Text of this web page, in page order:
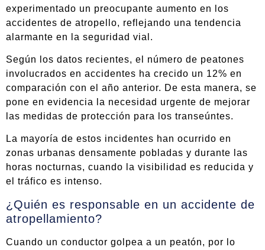
experimentado un preocupante aumento en los
accidentes de atropello, reflejando una tendencia
alarmante en la seguridad vial.
Según los datos recientes, el número de peatones
involucrados en accidentes ha crecido un 12% en
comparación con el año anterior. De esta manera, se
pone en evidencia la necesidad urgente de mejorar
las medidas de protección para los transeúntes.
La mayoría de estos incidentes han ocurrido en
zonas urbanas densamente pobladas y durante las
horas nocturnas, cuando la visibilidad es reducida y
el tráfico es intenso.
¿Quién es responsable en un accidente de
atropellamiento?
Cuando un conductor golpea a un peatón, por lo